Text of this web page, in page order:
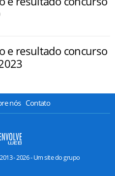
e resultado concurso
nós Contato
- 2026 - Um site do grupo